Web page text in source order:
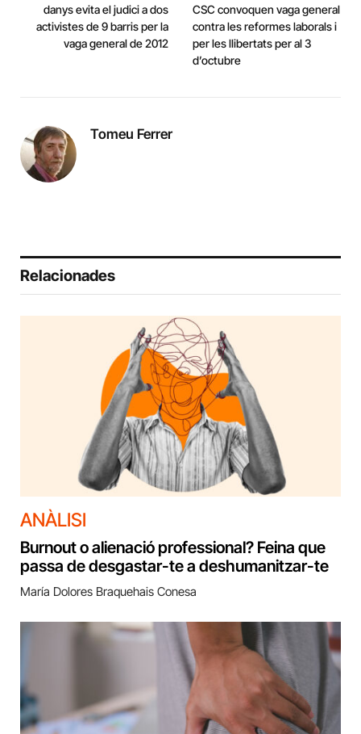
danys evita el judici a dos
activistes de 9 barris per la
vaga general de 2012
CSC convoquen vaga general
contra les reformes laborals i
per les llibertats per al 3
d’octubre
Tomeu Ferrer
Relacionades
ANÀLISI
Burnout o alienació professional? Feina que
passa de desgastar-te a deshumanitzar-te
María Dolores Braquehais Conesa